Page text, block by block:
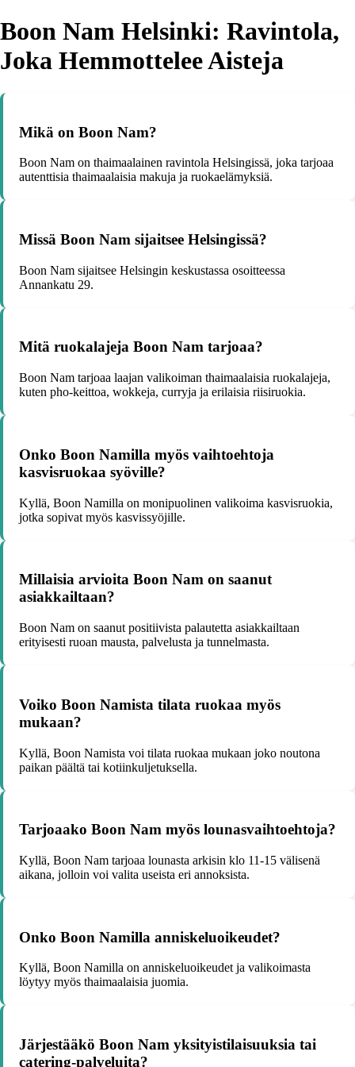
Boon Nam Helsinki: Ravintola,
Joka Hemmottelee Aisteja
Mikä on Boon Nam?
Boon Nam on thaimaalainen ravintola Helsingissä, joka tarjoaa
autenttisia thaimaalaisia makuja ja ruokaelämyksiä.
Missä Boon Nam sijaitsee Helsingissä?
Boon Nam sijaitsee Helsingin keskustassa osoitteessa
Annankatu 29.
Mitä ruokalajeja Boon Nam tarjoaa?
Boon Nam tarjoaa laajan valikoiman thaimaalaisia ruokalajeja,
kuten pho-keittoa, wokkeja, curryja ja erilaisia riisiruokia.
Onko Boon Namilla myös vaihtoehtoja
kasvisruokaa syöville?
Kyllä, Boon Namilla on monipuolinen valikoima kasvisruokia,
jotka sopivat myös kasvissyöjille.
Millaisia arvioita Boon Nam on saanut
asiakkailtaan?
Boon Nam on saanut positiivista palautetta asiakkailtaan
erityisesti ruoan mausta, palvelusta ja tunnelmasta.
Voiko Boon Namista tilata ruokaa myös
mukaan?
Kyllä, Boon Namista voi tilata ruokaa mukaan joko noutona
paikan päältä tai kotiinkuljetuksella.
Tarjoaako Boon Nam myös lounasvaihtoehtoja?
Kyllä, Boon Nam tarjoaa lounasta arkisin klo 11-15 välisenä
aikana, jolloin voi valita useista eri annoksista.
Onko Boon Namilla anniskeluoikeudet?
Kyllä, Boon Namilla on anniskeluoikeudet ja valikoimasta
löytyy myös thaimaalaisia juomia.
Järjestääkö Boon Nam yksityistilaisuuksia tai
catering-palveluita?